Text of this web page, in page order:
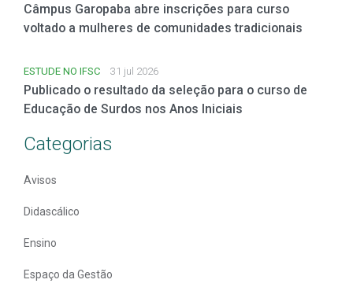
Câmpus Garopaba abre inscrições para curso
voltado a mulheres de comunidades tradicionais
ESTUDE NO IFSC 31 jul 2026
Publicado o resultado da seleção para o curso de
Educação de Surdos nos Anos Iniciais
Categorias
Avisos
Didascálico
Ensino
Espaço da Gestão